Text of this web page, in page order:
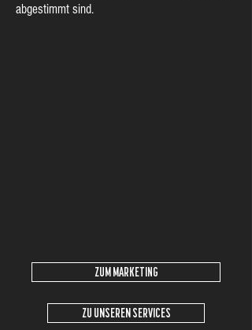
abgestimmt sind.
ZUM MARKETING
ZU UNSEREN SERVICES